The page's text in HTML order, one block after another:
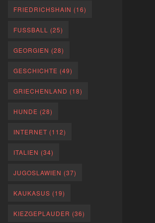
FRIEDRICHSHAIN (16)
FUSSBALL (25)
GEORGIEN (28)
GESCHICHTE (49)
GRIECHENLAND (18)
HUNDE (28)
INTERNET (112)
ITALIEN (34)
JUGOSLAWIEN (37)
KAUKASUS (19)
KIEZGEPLAUDER (36)